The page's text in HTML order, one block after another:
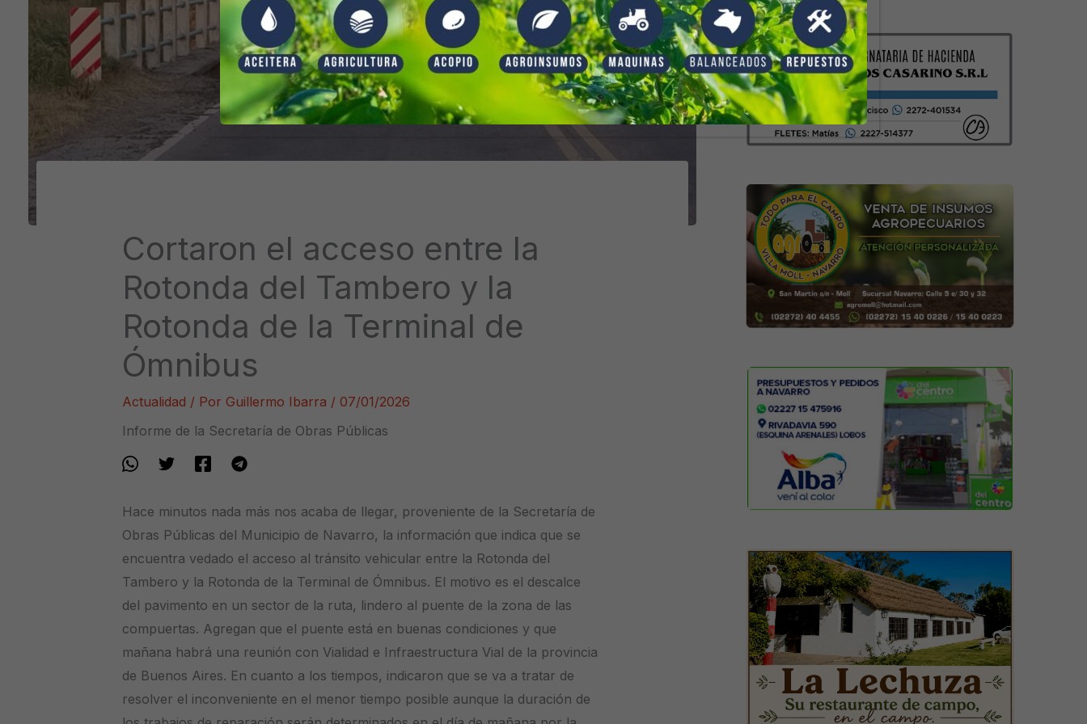
Cortaron el acceso entre la
Rotonda del Tambero y la
Rotonda de la Terminal de
Ómnibus
Actualidad / Por Guillermo Ibarra /07/01/2026
Informe de la Secretaría de Obras Públicas
Hace minutos nada más nos acaba de llegar, proveniente de la Secretaría de
Obras Públicas del Municipio de Navarro, la información que indica que se
encuentra vedado el acceso al tránsito vehicular entre la Rotonda del
Tambero y la Rotonda de la Terminal de Ómnibus. El motivo es el descalce
del pavimento en un sector de la ruta, lindero al puente de la zona de las
compuertas. Agregan que el puente está en buenas condiciones y que
mañana habrá una reunión con Vialidad e Infraestructura Vial de la provincia
de Buenos Aires. En cuanto a los tiempos, indicaron que se va a tratar de
resolver el inconveniente en el menor tiempo posible aunque la duración de